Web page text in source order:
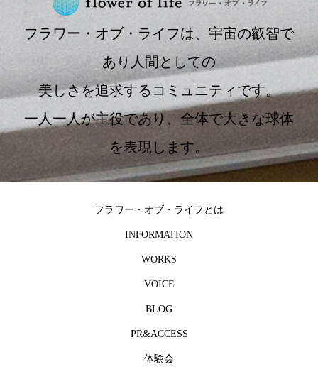
フラワー・オブ・ライフは、宇宙の叡智で
あり人間としての
美しさを追求するコミュニティです。
一人一人が主役であり、全体で大きな球体
を表現します。
フラワー・オブ・ライフとは
INFORMATION
WORKS
VOICE
BLOG
PR&ACCESS
体験会